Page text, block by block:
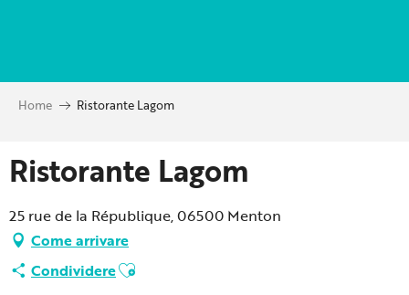
principal
Home Ristorante Lagom
Ristorante Lagom
25 rue de la République, 06500 Menton
Come arrivare
CondividereAjouter aux favoris